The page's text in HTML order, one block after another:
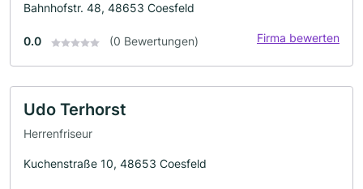
Bahnhofstr. 48, 48653 Coesfeld
0.0 (0 Bewertungen) Firma bewerten
Udo Terhorst
Herrenfriseur
Kuchenstraße 10, 48653 Coesfeld